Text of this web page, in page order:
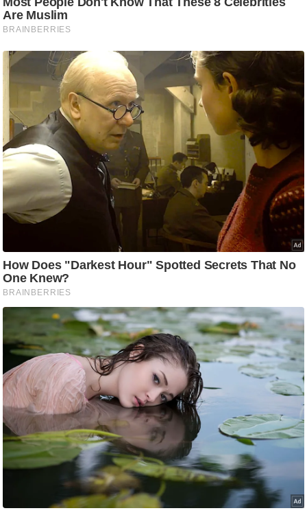
g
N
w
s
इ
फ
स्टा
इ
ल
टे
क्नॉ
जी
ब्यू
फै
श
न
घ
रे
लू
नु
स्खे
र्य